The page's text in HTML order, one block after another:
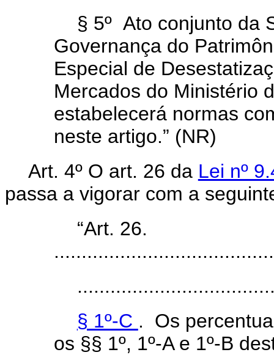
§ 5º Ato conjunto da
Governança do
Especial de
Mercados do Ministério
estabelecerá normas
neste artigo.” (NR)
Art. 4º O art. 26 da Lei nº
passa a vigorar com a
“Art. 26.
§ 1º-C . Os
os §§ 1º, 1º-A e 1º-B